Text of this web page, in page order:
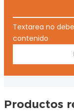
Textarea no
contenido
Productos